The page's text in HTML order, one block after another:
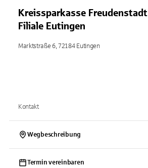
Kreissparkasse Freudenstadt
Filiale Eutingen
Marktstraße 6, 72184 Eutingen
Kontakt
Wegbeschreibung
Termin vereinbaren